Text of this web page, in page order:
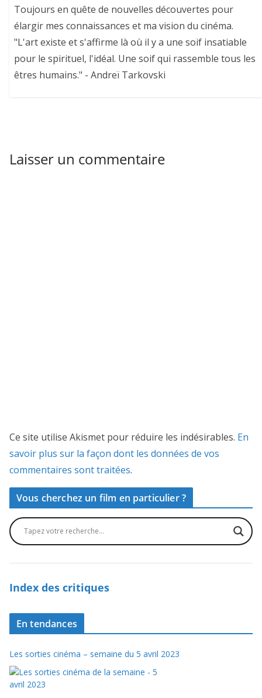
Toujours en quête de nouvelles découvertes pour
élargir mes connaissances et ma vision du cinéma.
"L'art existe et s'affirme là où il y a une soif insatiable
pour le spirituel, l'idéal. Une soif qui rassemble tous les
êtres humains." - Andreï Tarkovski
Laisser un commentaire
Ce site utilise Akismet pour réduire les indésirables. En
savoir plus sur la façon dont les données de vos
commentaires sont traitées.
Vous cherchez un film en particulier ?
Index des critiques
En tendances
Les sorties cinéma – semaine du 5 avril 2023